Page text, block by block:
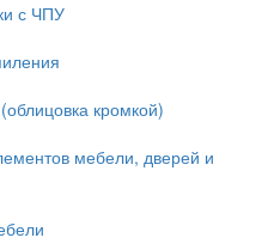
с ЧПУ
кромкой)
мебели, дверей и